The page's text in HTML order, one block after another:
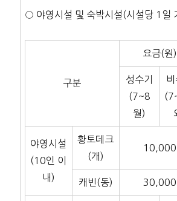
○ 야영시설 및 숙박시설(시설당 1일
구분
요금(원)
성수기
(7~8
월)
비
야영시설
(10인 이
내)
황토데크
(개)
10,000
캐빈(동) 30,000